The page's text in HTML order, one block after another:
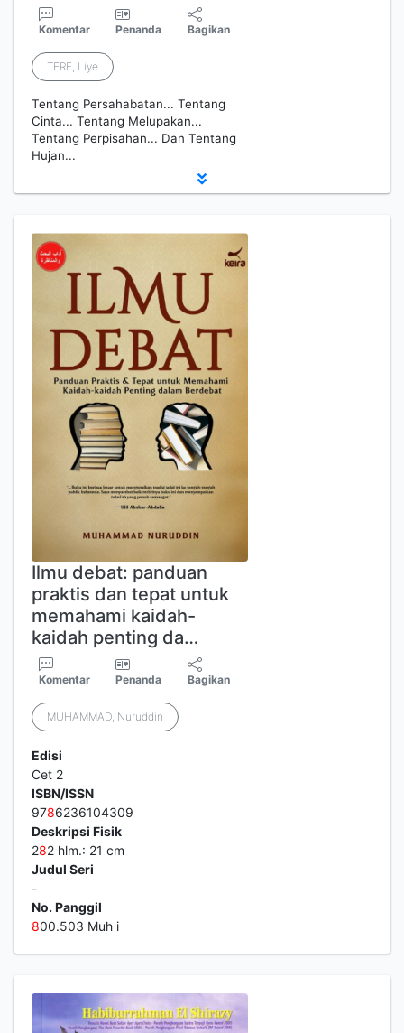
Komentar Penanda Bagikan
TERE, Liye
Tentang Persahabatan... Tentang
Cinta... Tentang Melupakan...
Tentang Perpisahan... Dan Tentang
Hujan...
Ilmu debat: panduan
praktis dan tepat untuk
memahami kaidah-
kaidah penting da…
Komentar Penanda Bagikan
MUHAMMAD, Nuruddin
Edisi
Cet 2
ISBN/ISSN
9786236104309
Deskripsi Fisik
282 hlm.: 21 cm
Judul Seri
-
No. Panggil
800.503 Muh i